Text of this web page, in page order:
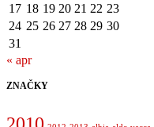
17 18 19 20 21 22 23
24 25 26 27 28 29 30
31
« apr
ZNAČKY